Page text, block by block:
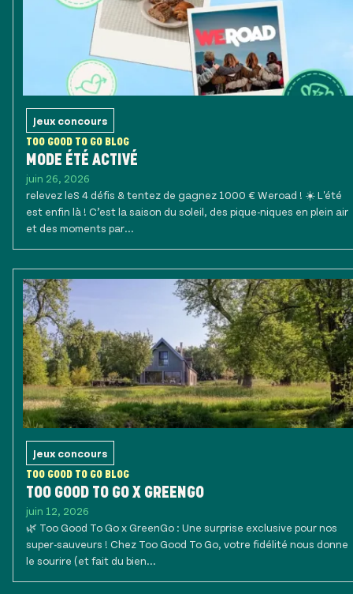
Jeux concours
TOO GOOD TO GO BLOG
MODE ÉTÉ ACTIVÉ
juin 26, 2026
relevez leS 4 défis & tentez de gagnez 1000 € Weroad ! ☀️ L'été
est enfin là ! C’est la saison du soleil, des pique-niques en plein air
et des moments par...
Jeux concours
TOO GOOD TO GO BLOG
TOO GOOD TO GO X GREENGO
juin 12, 2026
🌿 Too Good To Go x GreenGo : Une surprise exclusive pour nos
super-sauveurs ! Chez Too Good To Go, votre fidélité nous donne
le sourire (et fait du bien...